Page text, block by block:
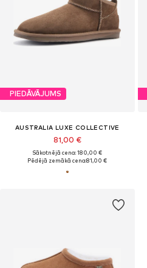
PIEDĀVĀJUMS
AUSTRALIA LUXE COLLECTIVE
81,00 €
Sākotnējā cena: 180,00 €
Pēdējā zemākā cena:81,00 €